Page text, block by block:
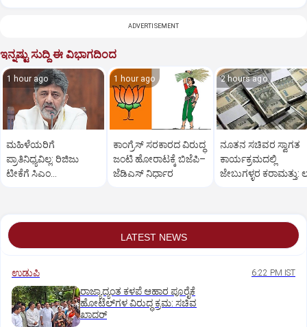
ADVERTISEMENT
ಇನ್ನಷ್ಟು ಸುದ್ದಿ ಈ ವಿಭಾಗದಿಂದ
1 hour ago
ಮಹಿಳೆಯರಿಗೆ
ಪ್ರಾತಿನಿಧ್ಯವಿಲ್ಲ: ರಿಜಿಜು
ಟೀಕೆಗೆ ಸಿಎಂ
1 hour ago
ಕಾಂಗ್ರೆಸ್‌ ಸರಕಾರದ ವಿರುದ್ಧ
ಜಂಟಿ ಹೋರಾಟಕ್ಕೆ ಬಿಜೆಪಿ–
ಜೆಡಿಎಸ್‌ ನಿರ್ಧಾರ
2 hours ago
ನೂತನ ಸಚಿವರ ಸ್ವಾಗತ
ಕಾರ್ಯಕ್ರಮದಲ್ಲಿ
ಜೇಬುಗಳ್ಳರ ಕರಾಮತ್ತು:
LATEST NEWS
ಉಡುಪಿ 6:22 PM IST
ರಾಜ್ಯಾದ್ಯಂತ ಕಳಪೆ ಆಹಾರ ಪೂರೈಕೆ
ಹೋಟೆಲ್‌ಗಳ ವಿರುದ್ಧ ಕ್ರಮ: ಸಚಿವ
ಖಾದರ್